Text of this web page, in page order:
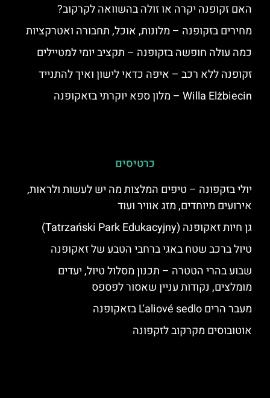
האם זקופנה יקרה או זולה בהשוואה לקרקוב?
מחירים בזקופנה – מלונות, אוכל, תחבורה ואטרקציות
כמה עולה חופשה בזקופנה – תקציב יומי למטיילים
זקופנה ללא רכב – איפה כדאי לישון ואיך להתנייד
Willa Elżbiecin – מלון ספא יוקרתי בזאקופנה
כרטיסים
יולי בזקפונה – טיפים המלצות מה יש לעשות ולראות,
אירועים מיוחדים, מזג אוויר ועוד
גן חיות זאקופנה (Tatrzański Park Edukacyjny)
טיול ברכב שטח באגי ברחבי הטבע של זאקופנה
שבוע בהרי הטטרה – תכנון מסלול טיול, יעדים
מומלצים, נקודות עניין שאסור לפספס
מעבר הרים Ľaliové sedlo בזאקופנה
אוטובוסים מקרקוב לזקפונה